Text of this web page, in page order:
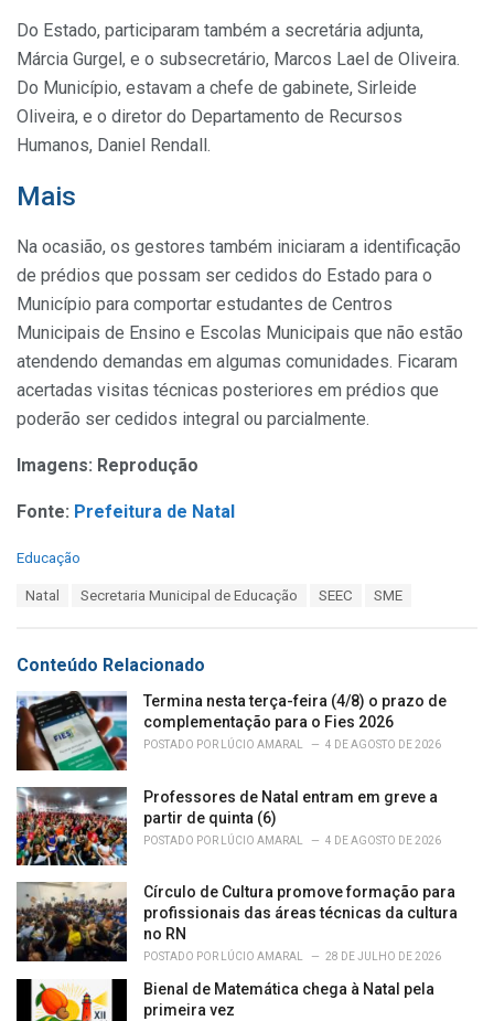
Do Estado, participaram também a secretária adjunta,
Márcia Gurgel, e o subsecretário, Marcos Lael de Oliveira.
Do Município, estavam a chefe de gabinete, Sirleide
Oliveira, e o diretor do Departamento de Recursos
Humanos, Daniel Rendall.
Mais
Na ocasião, os gestores também iniciaram a identificação
de prédios que possam ser cedidos do Estado para o
Município para comportar estudantes de Centros
Municipais de Ensino e Escolas Municipais que não estão
atendendo demandas em algumas comunidades. Ficaram
acertadas visitas técnicas posteriores em prédios que
poderão ser cedidos integral ou parcialmente.
Imagens: Reprodução
Fonte: Prefeitura de Natal
C
o
r
i
e
s
Educação
:
Natal Secretaria Municipal de Educação SEEC SME
Conteúdo Relacionado
Termina nesta terça-feira (4/8) o prazo de
complementação para o Fies 2026
POSTADO POR LÚCIO AMARAL 4 DE AGOSTO DE 2026
Professores de Natal entram em greve a
partir de quinta (6)
POSTADO POR LÚCIO AMARAL 4 DE AGOSTO DE 2026
Círculo de Cultura promove formação para
profissionais das áreas técnicas da cultura
no RN
POSTADO POR LÚCIO AMARAL 28 DE JULHO DE 2026
Bienal de Matemática chega à Natal pela
primeira vez